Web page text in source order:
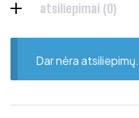
atsiliepimai (0)
Dar nėra atsiliepimų.